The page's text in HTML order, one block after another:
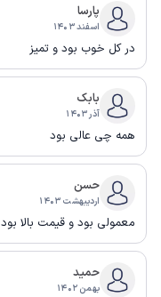
پارسا
اسفند ۱۴۰۳
در کل خوب بود و تمیز
بابک
آذر ۱۴۰۳
همه چی عالی بود
حسن
اردیبهشت ۱۴۰۳
معمولی بود و قیمت بالا بود
حمید
بهمن ۱۴۰۲